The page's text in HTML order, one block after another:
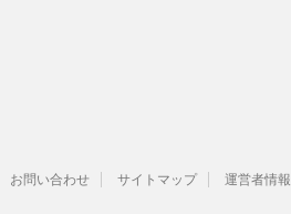
お問い合わせ サイトマップ 運営者情報